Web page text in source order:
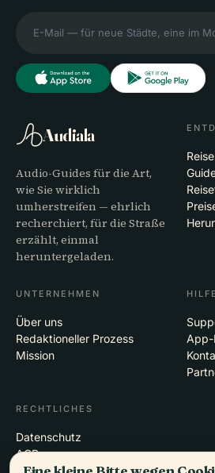
Audiala
Audio-Guides für die Art,
wie Sie wirklich
umherstreifen — ehrlich
recherchiert, für die Straße
erzählt, einmal
heruntergeladen.
UNTERNEHMEN
Über uns
Redaktioneller Prozess
Mission
HILFE
App-
RECHTLICHES
Datenschutz
AGB